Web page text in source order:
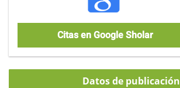
Citas en Google Sholar
Datos de publicación